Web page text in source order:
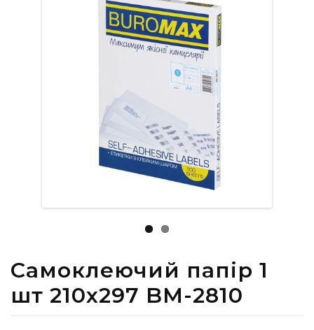
Самоклеючий папір 1
шт 210х297 BM-2810